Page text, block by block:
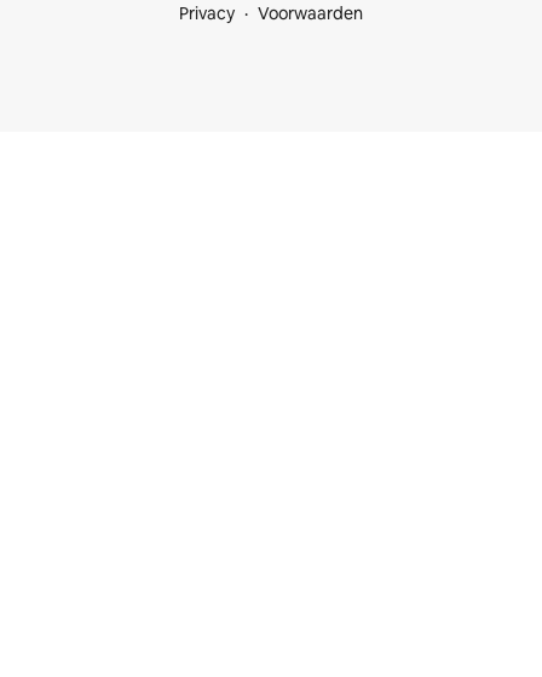
Privacy Voorwaarden